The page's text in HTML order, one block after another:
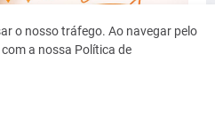
o nosso tráfego. Ao navegar pelo
a nossa Política de